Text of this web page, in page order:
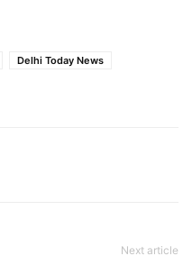
Delhi Today News
Next article